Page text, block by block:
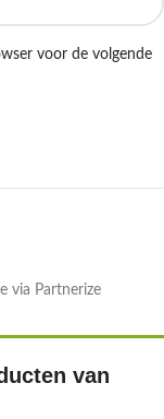
voor de volgende
via Partnerize
van